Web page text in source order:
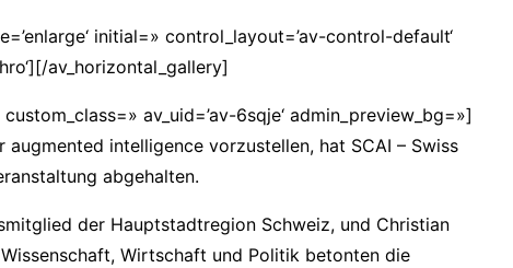
initial=» control_layout=’av-control-default‘
av_horizontal_gallery]
av_uid=’av-6sqje‘ admin_preview_bg=»]
intelligence vorzustellen, hat SCAI – Swiss
abgehalten.
der Hauptstadtregion Schweiz, und Christian
Wirtschaft und Politik betonten die